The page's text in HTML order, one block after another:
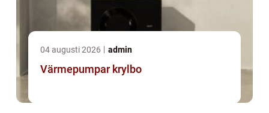
04 augusti 2026 admin
Värmepumpar krylbo